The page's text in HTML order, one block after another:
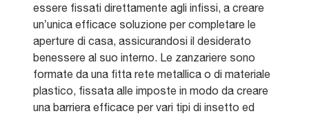
essere fissati direttamente agli infissi, a creare
un’unica efficace soluzione per completare le
aperture di casa, assicurandosi il desiderato
benessere al suo interno. Le zanzariere sono
formate da una fitta rete metallica o di materiale
plastico, fissata alle imposte in modo da creare
una barriera efficace per vari tipi di insetto ed